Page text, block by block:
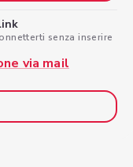
senza inserire
via mail